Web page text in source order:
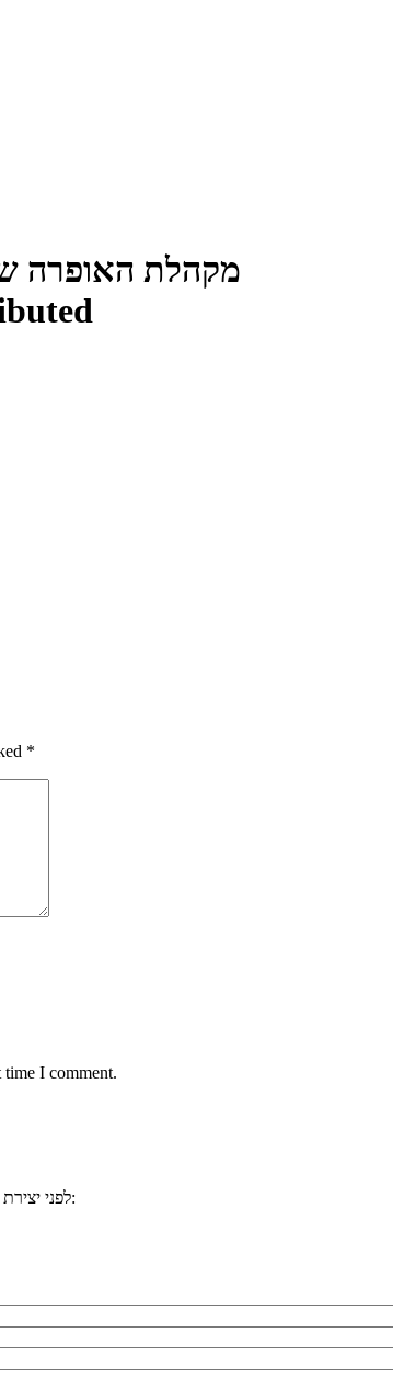
מקהלת האופרה
*
time I comment.
לפני, ייתכן וכבר ענינו לשאלתכם. למשל: